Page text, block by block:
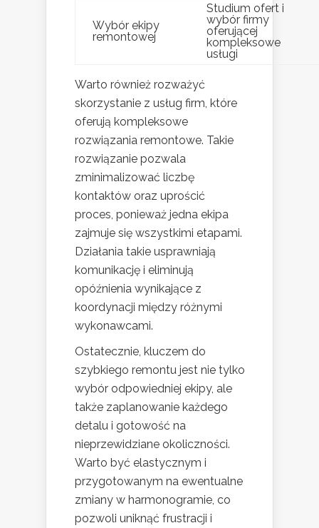
Wybór ekipy
remontowej
Studium ofert i
wybór firmy
oferującej
kompleksowe
usługi
Warto również rozważyć
skorzystanie z usług firm, które
oferują kompleksowe
rozwiązania remontowe. Takie
rozwiązanie pozwala
zminimalizować liczbę
kontaktów oraz uprościć
proces, ponieważ jedna ekipa
zajmuje się wszystkimi etapami.
Działania takie usprawniają
komunikację i eliminują
opóźnienia wynikające z
koordynacji między różnymi
wykonawcami.
Ostatecznie, kluczem do
szybkiego remontu jest nie tylko
wybór odpowiedniej ekipy, ale
także zaplanowanie każdego
detalu i gotowość na
nieprzewidziane okoliczności.
Warto być elastycznym i
przygotowanym na ewentualne
zmiany w harmonogramie, co
pozwoli uniknąć frustracji i